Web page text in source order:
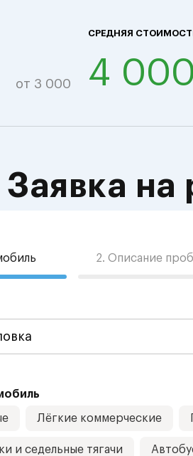
СРЕДНЯЯ
от 3 000 4
Заявка на
2. Описание
Лёгкие коммерческие
и седельные тягачи